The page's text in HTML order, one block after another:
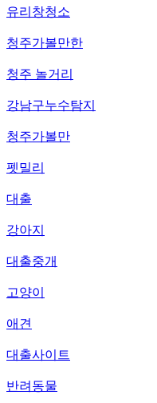
유리창청소
청주가볼만한
청주 놀거리
강남구누수탐지
청주가볼만
펫밀리
대출
강아지
대출중개
고양이
애견
대출사이트
반려동물